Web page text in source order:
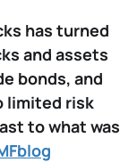
has turned
and assets
bonds, and
limited risk
to what was